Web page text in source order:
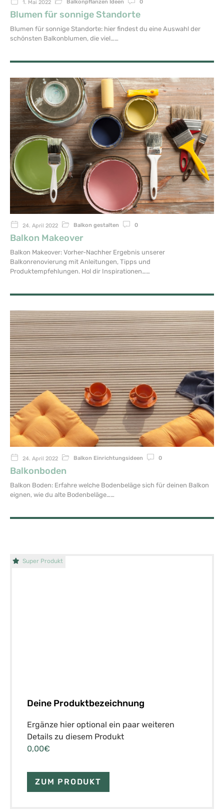
1. Mai 2022 Balkonpflanzen Ideen 0
Blumen für sonnige Standorte
Blumen für sonnige Standorte: hier findest du eine Auswahl der
schönsten Balkonblumen, die viel…
24. April 2022 Balkon gestalten 0
Balkon Makeover
Balkon Makeover: Vorher-Nachher Ergebnis unserer
Balkonrenovierung mit Anleitungen, Tipps und
Produktempfehlungen. Hol dir Inspirationen…
24. April 2022 Balkon Einrichtungsideen 0
Balkonboden
Balkon Boden: Erfahre welche Bodenbeläge sich für deinen Balkon
eignen, wie du alte Bodenbeläge…
Deine Produktbezeichnung
Ergänze hier optional ein paar weiteren
Details zu diesem Produkt
0,00€
ZUM PRODUKT
Super Produkt